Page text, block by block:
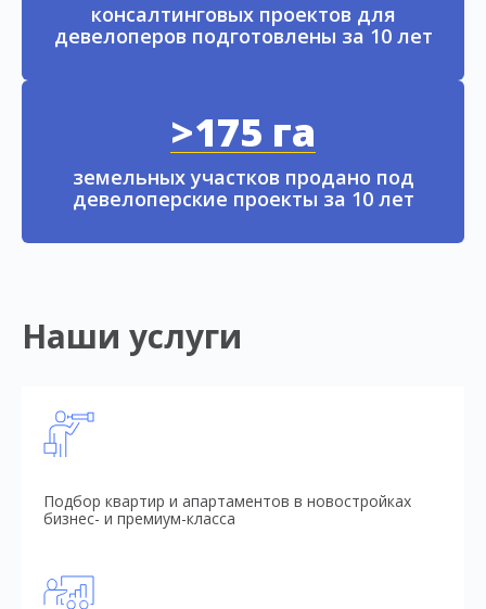
консалтинговых проектов для
девелоперов подготовлены за 10 лет
>175 га
земельных участков продано под
девелоперские проекты за 10 лет
Наши услуги
Подбор квартир и апартаментов в новостройках
бизнес- и премиум-класса